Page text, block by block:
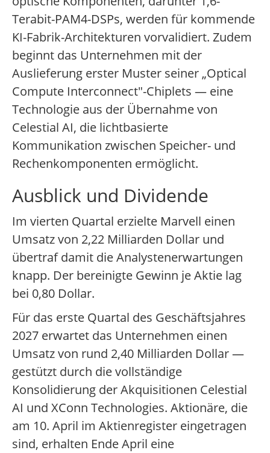
Terabit-PAM4-DSPs, werden für kommende
KI-Fabrik-Architekturen vorvalidiert. Zudem
beginnt das Unternehmen mit der
Auslieferung erster Muster seiner „Optical
Compute Interconnect"-Chiplets — eine
Technologie aus der Übernahme von
Celestial AI, die lichtbasierte
Kommunikation zwischen Speicher- und
Rechenkomponenten ermöglicht.
Ausblick und Dividende
Im vierten Quartal erzielte Marvell einen
Umsatz von 2,22 Milliarden Dollar und
übertraf damit die Analystenerwartungen
knapp. Der bereinigte Gewinn je Aktie lag
bei 0,80 Dollar.
Für das erste Quartal des Geschäftsjahres
2027 erwartet das Unternehmen einen
Umsatz von rund 2,40 Milliarden Dollar —
gestützt durch die vollständige
Konsolidierung der Akquisitionen Celestial
AI und XConn Technologies. Aktionäre, die
am 10. April im Aktienregister eingetragen
sind, erhalten Ende April eine